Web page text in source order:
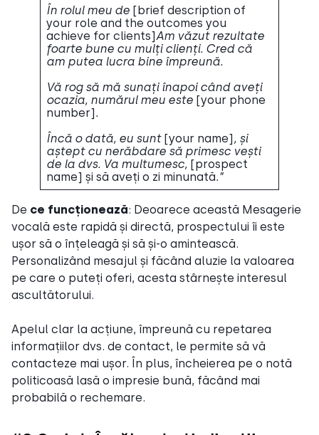
În rolul meu de [brief description of
your role and the outcomes you
achieve for clients]Am văzut rezultate
foarte bune cu mulți clienți. Cred că
am putea lucra bine împreună.
Vă rog să mă sunați înapoi când aveți
ocazia, numărul meu este [your phone
number].
Încă o dată, eu sunt [your name], și
aștept cu nerăbdare să primesc vești
de la dvs. Va multumesc, [prospect
name] și să aveți o zi minunată.”
De ce funcționează: Deoarece această Mesagerie
vocală este rapidă și directă, prospectului îi este
ușor să o înțeleagă și să și-o amintească.
Personalizând mesajul și făcând aluzie la valoarea
pe care o puteți oferi, acesta stârnește interesul
ascultătorului.
Apelul clar la acțiune, împreună cu repetarea
informațiilor dvs. de contact, le permite să vă
contacteze mai ușor. În plus, încheierea pe o notă
politicoasă lasă o impresie bună, făcând mai
probabilă o rechemare.